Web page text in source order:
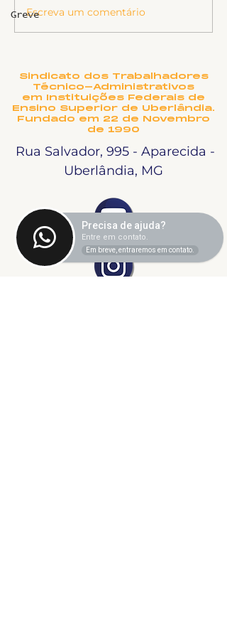
GreveLigeirinho 541 | Julho
Escreva um comentário
Sindicato dos Trabalhadores
Técnico-Administrativos
em Instituições Federais de
Ensino Superior de Uberlândia.
Fundado em 22 de Novembro
de 1990
Rua Salvador, 995 - Aparecida -
Uberlândia, MG
Precisa de ajuda?
Entre em contato.
Em breve, entraremos em contato.